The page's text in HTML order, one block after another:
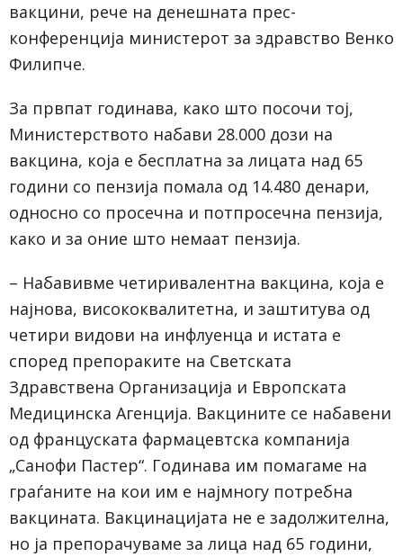
вакцини, рече на денешната прес-
конференција министерот за здравство Венко
Филипче.
За првпат годинава, како што посочи тој,
Министерството набави 28.000 дози на
вакцина, која е бесплатна за лицата над 65
години со пензија помала од 14.480 денари,
односно со просечна и потпросечна пензија,
како и за оние што немаат пензија.
– Набавивме четиривалентна вакцина, која е
најнова, висококвалитетна, и заштитува од
четири видови на инфлуенца и истата е
според препораките на Светската
Здравствена Организација и Европската
Медицинска Агенција. Вакцините се набавени
од француската фармацевтска компанија
„Санофи Пастер“. Годинава им помагаме на
граѓаните на кои им е најмногу потребна
вакцината. Вакцинацијата не е задолжителна,
но ја препорачуваме за лица над 65 години,